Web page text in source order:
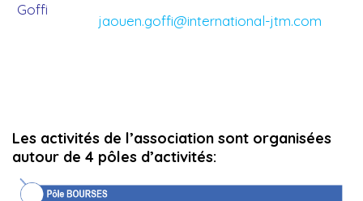
Goffi
jaouen.goffi@international-jtm.com
Les activités de l’association sont organisées
autour de 4 pôles d’activités: